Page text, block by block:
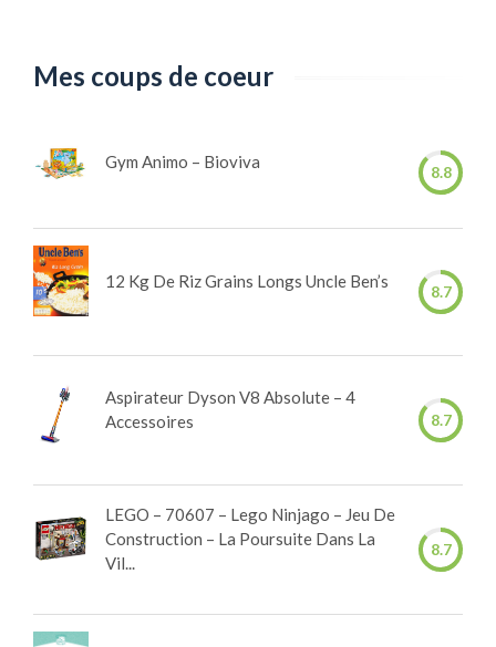
Mes coups de coeur
Gym Animo – Bioviva
8.8
12 Kg De Riz Grains Longs Uncle Ben’s
8.7
Aspirateur Dyson V8 Absolute – 4
Accessoires
8.7
LEGO – 70607 – Lego Ninjago – Jeu De
Construction – La Poursuite Dans La
Vil...
8.7